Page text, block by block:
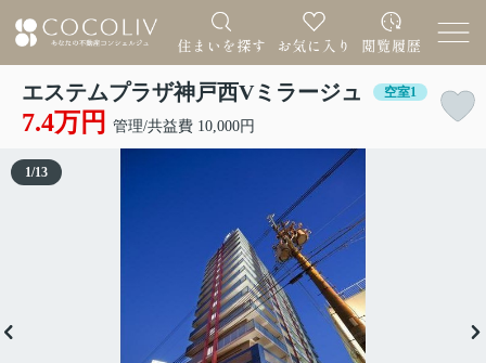
エステムプラザ神戸西Vミラージュ 空室1
7.4万円 管理/共益費 10,000円
1/13